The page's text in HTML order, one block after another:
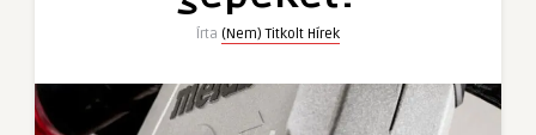
Írta (Nem) Titkolt Hírek